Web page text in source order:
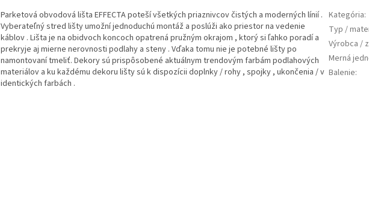
Parketová obvodová lišta EFFECTA poteší všetkých priaznivcov čistých a moderných línií .
Vyberateľný stred lišty umožní jednoduchú montáž a poslúži ako priestor na vedenie
káblov . Lišta je na obidvoch koncoch opatrená pružným okrajom , ktorý si ľahko poradí a
prekryje aj mierne nerovnosti podlahy a steny . Vďaka tomu nie je potebné lišty po
namontovaní tmeliť. Dekory sú prispôsobené aktuálnym trendovým farbám podlahových
materiálov a ku každému dekoru lišty sú k dispozícii doplnky / rohy , spojky , ukončenia / v
identických farbách .
Kategória:
Typ /
Výrobca /
Merná
Balenie: